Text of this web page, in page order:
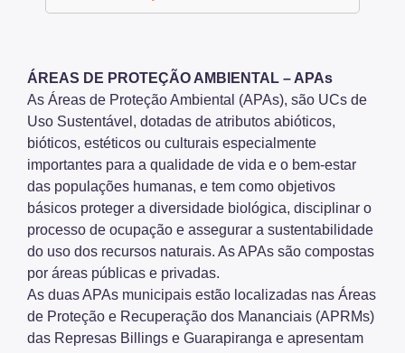
ÁREAS DE PROTEÇÃO AMBIENTAL – APAs
As Áreas de Proteção Ambiental (APAs), são UCs de
Uso Sustentável, dotadas de atributos abióticos,
bióticos, estéticos ou culturais especialmente
importantes para a qualidade de vida e o bem-estar
das populações humanas, e tem como objetivos
básicos proteger a diversidade biológica, disciplinar o
processo de ocupação e assegurar a sustentabilidade
do uso dos recursos naturais. As APAs são compostas
por áreas públicas e privadas.
As duas APAs municipais estão localizadas nas Áreas
de Proteção e Recuperação dos Mananciais (APRMs)
das Represas Billings e Guarapiranga e apresentam